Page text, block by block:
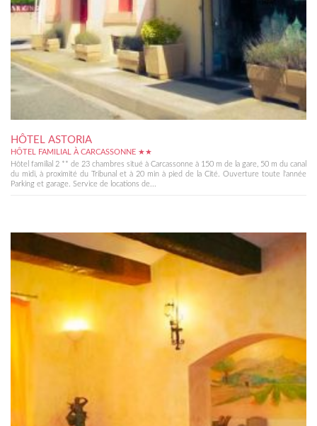
HÔTEL ASTORIA
HÔTEL FAMILIAL À CARCASSONNE ★★
Hôtel familial 2 ** de 23 chambres situé à Carcassonne à 150 m de la gare, 50 m du canal
du midi, à proximité du Tribunal et à 20 min à pied de la Cité. Ouverture toute l'année
Parking et garage. Service de locations de...